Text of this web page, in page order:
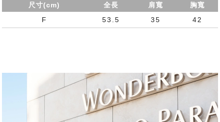
尺寸(cm) 全長 肩寬
胸寬
F
53.5 35 42